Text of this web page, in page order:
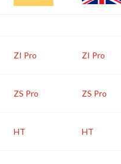
ZI Pro ZI Pro
ZS Pro ZS Pro
HT HT